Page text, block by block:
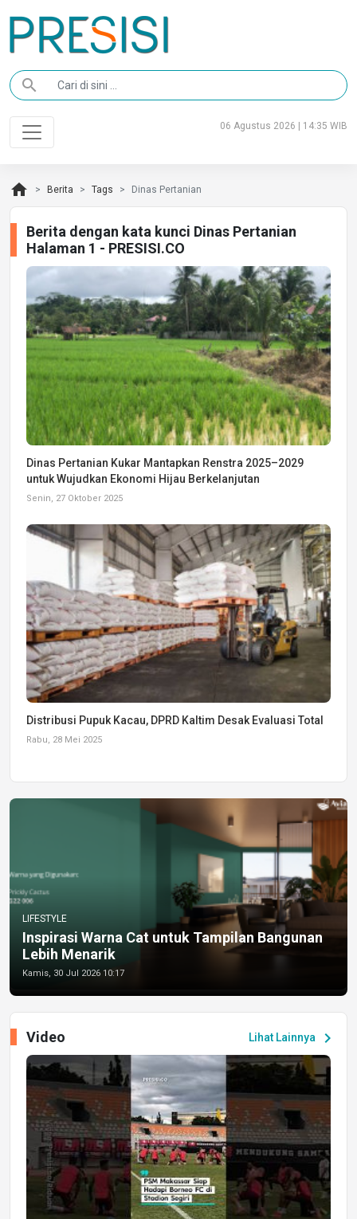
search
06 Agustus 2026 | 14:35 WIB
home Berita Tags Dinas Pertanian
Berita dengan kata kunci Dinas Pertanian
Halaman 1 - PRESISI.CO
Dinas Pertanian Kukar Mantapkan Renstra 2025–2029
untuk Wujudkan Ekonomi Hijau Berkelanjutan
Senin, 27 Oktober 2025
Distribusi Pupuk Kacau, DPRD Kaltim Desak Evaluasi Total
Rabu, 28 Mei 2025
LIFESTYLE
Inspirasi Warna Cat untuk Tampilan Bangunan
Lebih Menarik
Kamis, 30 Jul 2026 10:17
Lihat Lainnya chevron_right
Video